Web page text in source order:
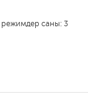
саны: 3